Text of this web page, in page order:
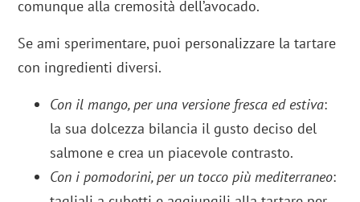
comunque alla cremosità dell’avocado.
Se ami sperimentare, puoi personalizzare la tartare
con ingredienti diversi.
Con il mango, per una versione fresca ed estiva:
la sua dolcezza bilancia il gusto deciso del
salmone e crea un piacevole contrasto.
Con i pomodorini, per un tocco più mediterraneo: